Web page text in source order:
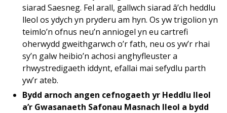
siarad Saesneg. Fel arall, gallwch siarad â’ch heddlu
lleol os ydych yn pryderu am hyn. Os yw trigolion yn
teimlo’n ofnus neu’n anniogel yn eu cartrefi
oherwydd gweithgarwch o’r fath, neu os yw’r rhai
sy’n galw heibio’n achosi anghyfleuster a
rhwystredigaeth iddynt, efallai mai sefydlu parth
yw’r ateb.
Bydd arnoch angen cefnogaeth yr Heddlu lleol
a’r Gwasanaeth Safonau Masnach lleol a bydd